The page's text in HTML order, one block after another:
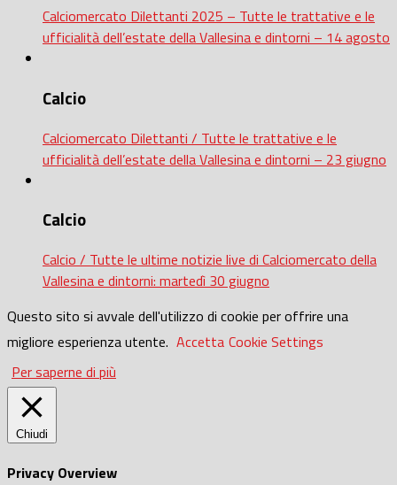
Calciomercato Dilettanti 2025 – Tutte le trattative e le
ufficialità dell’estate della Vallesina e dintorni – 14 agosto
Calcio
Calciomercato Dilettanti / Tutte le trattative e le
ufficialità dell’estate della Vallesina e dintorni – 23 giugno
Calcio
Calcio / Tutte le ultime notizie live di Calciomercato della
Vallesina e dintorni: martedì 30 giugno
Questo sito si avvale dell'utilizzo di cookie per offrire una
migliore esperienza utente. Accetta Cookie Settings
Per saperne di più
Chiudi
Privacy Overview